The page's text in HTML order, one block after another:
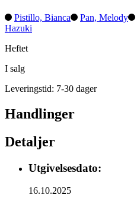
Pistillo, Bianca Pan, Melody
Hazuki
Heftet
I salg
Leveringstid: 7-30 dager
Handlinger
Detaljer
Utgivelsesdato:
16.10.2025